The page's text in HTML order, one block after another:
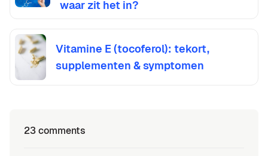
waar zit het in?
Vitamine E (tocoferol): tekort,
supplementen & symptomen
23 comments